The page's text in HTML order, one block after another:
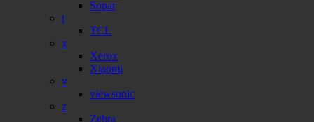
Sopar
t
TCL
x
Xerox
Xiaomi
v
viewsonic
z
Zebra